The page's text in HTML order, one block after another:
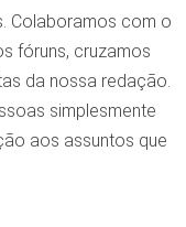
Colaboramos com o
fóruns, cruzamos
da nossa redação.
simplesmente
aos assuntos que